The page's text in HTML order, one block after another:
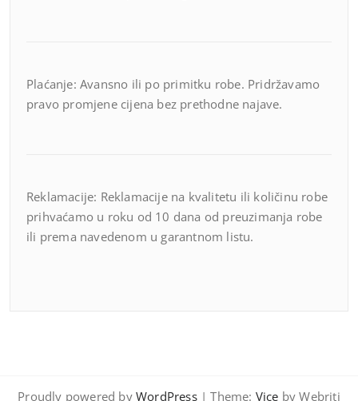
Plaćanje: Avansno ili po primitku robe. Pridržavamo
pravo promjene cijena bez prethodne najave.
Reklamacije: Reklamacije na kvalitetu ili količinu robe
prihvaćamo u roku od 10 dana od preuzimanja robe
ili prema navedenom u garantnom listu.
Proudly powered by WordPress| Theme: Vice by Webriti